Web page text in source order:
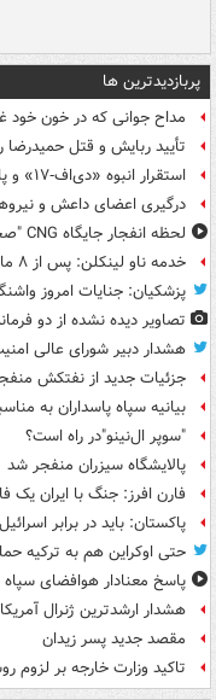
پربازدیدترین ها
مداح جوانی که در خون خود
تأیید ربایش و قتل حمیدرضا
استقرار انبوه «دی‌اف‑۱۷» و پایان عصر پدافند آمریکا +عکس
درگیری اعضای داعش و
لحظه انفجار جایگاه CNG "صحنه" در دوربین مداربسته
خدمه ناو لینکلن: پس از ۸ ماه حضور در دریا خسته و درمانده‌ شدیم
پزشکیان: جنایات امروز
تصاویر دیده‌ نشده از دو
هشدار دبیر شورای عالی
جزئیات جدید از نفتکش
بیانیه سپاه پاسداران به
"سوپر ال‌نینو"در راه است؟
پالایشگاه سیزران منفجر شد
فارن افرز: جنگ با ایران یک
پاکستان: باید در برابر
حتی اوکراین هم به ترکیه
پاسخ معنادار هوافضای سپاه
هشدار ارشدترین ژنرال
مقصد جدید پسر زیدان
تاکید وزارت خارجه بر